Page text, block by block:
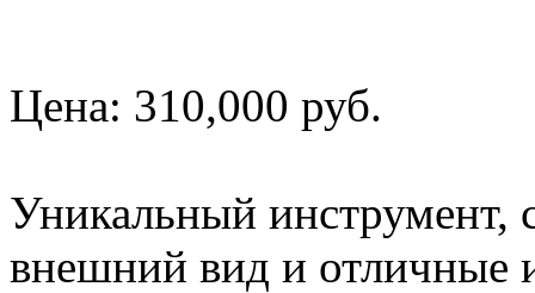
Цена: 310,000 руб.
Уникальный инструмент,
внешний вид и отличные